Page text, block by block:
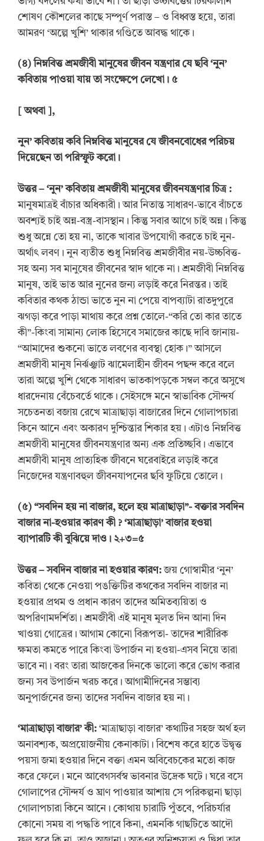
শোষণ কৌশলের কাছে সম্পূর্ণ পরাস্ত – ও বিধ্বস্ত হয়ে, তারা
আমরণ ‘অল্পে খুশি’ থাকার গণ্ডিতে আবদ্ধ থাকে।
(৪)নিম্নবিত্ত শ্রমজীবী মানুষের জীবন যন্ত্রণার যে ছবি‘নুন’
কবিতায় পাওয়া যায় তা সংক্ষেপে লেখো। ৫
[অথবা ],
নুন’কবিতায় কবি নিম্নবিত্ত মানুষের যে জীবনবোধের পরিচয়
দিয়েছেন তা পরিস্ফুট করো।
উত্তর– ‘নুন’কবিতায় শ্রমজীবী মানুষের জীবনযন্ত্রণার চিত্র :
মানুষমাত্রই বাঁচার অধিকারী। আর নিতান্ত সাধারণ-ভাবে বাঁচতে
অবশ্যই চাই অন্ন-বস্ত্র-বাসস্থান। কিন্তু সবার আগে চাই অন্ন। কিন্তু
শুধু অন্নে তো হয় না, তাকে খাবার উপযোগী করতে চাই নুন-
অর্থাৎ লবণ। নুন ব্যতীত শুধু নিম্নবিত্ত শ্রমজীবীর নয়-উচ্চবিত্ত-
সহ অন্য সব মানুষের জীবনের স্বাদ থাকে না। শ্রমজীবী নিম্নবিত্ত
মানুষ, তাই ভাত আর নুনের জন্য লড়াই করে নিরন্তর। তাই
কবিতার কথক ঠান্ডা ভাতে নুন না পেয়ে বাপব্যাটা রাতদুপুরে
ঝগড়া করে পাড়া মাথায় করে প্রশ্ন তোলে-“করি তো কার তাতে
কী”-কিংবা সামান্য লোক হিসেবে সমাজের কাছে দাবি জানায়-
“আমাদের শুকনো ভাতে লবণের ব্যবস্থা হোক।” আসলে
শ্রমজীবী মানুষ নির্ঝঞ্ঝাট ঝামেলাহীন জীবন পছন্দ করে বলে
তারা অল্পে খুশি থেকে সাধারণ ভাতকাপড়কে সম্বল করে অসুখে
ধারদেনায় বেঁচেবর্তে থাকে। সেইসঙ্গে মনে স্বাভাবিক সৌন্দর্য
সচেতনতা বজায় রেখে মাত্রাছাড়া বাজারের দিনে গোলাপচারা
কিনে আনে এবং অকারণ দুশ্চিন্তার শিকার হয়। এটাও নিম্নবিত্ত
শ্রমজীবী মানুষের জীবনযন্ত্রণার অন্য এক প্রতিচ্ছবি। এভাবে
শ্রমজীবী মানুষ প্রাত্যহিক জীবনে ঘরেবাইরে লড়াই করে
নিজেদের যন্ত্রণাবহুল জীবনযাপনের ছবি ফুটিয়ে তোলে।
(৫) “সবদিন হয় না বাজার, হলে হয় মাত্রাছাড়া”- বক্তার সবদিন
বাজার না-হওয়ার কারণ কী ? ‘মাত্রাছাড়া’বাজার হওয়া
ব্যাপারটি কী বুঝিয়ে দাও। ২+৩=৫
উত্তর–সবদিন বাজার না হওয়ার কারণ:জয় গোস্বামীর ‘নুন’
কবিতা থেকে নেওয়া পঙক্তিটির কথকের সবদিন বাজার না
হওয়ার প্রথম ও প্রধান কারণ তাদের অমিতব্যয়িতা ও
অপরিণামদর্শিতা। শ্রমজীবী এই মানুষ মূলত দিন আনা দিন
খাওয়া গোত্রের। আগাম কোনো বিরূপতা- তাদের শারীরিক
ক্ষমতা কমতে পারে কিংবা উপার্জন না হওয়া-এসব নিয়ে তারা
ভাবে না। বরং তারা আজকের দিনকে ভালো করে ভোগ করার
জন্য সব উপার্জন খরচ করে। আগামীদিনের সম্ভাব্য
অনুপার্জনের জন্য তাদের সবদিন বাজার হয় না।
‘মাত্রাছাড়া বাজার’কী: ‘মাত্রাছাড়া বাজার’ কথাটির সহজ অর্থ হল
অনাবশ্যক, অপ্রয়োজনীয় কেনাকাটা। বিশেষ করে হাতে উদ্বৃত্ত
পয়সা জমা হওয়ার দিনে বক্তা এমন অবিবেচকের মতো কাজ
করে ফেলে। মনে আবেগসর্বস্ব ভাবনার উদ্রেক ঘটে। ঘরে বসে
গোলাপের সৌন্দর্য ও ঘ্রাণ পাওয়ার আশায় সে পরিকল্পনা ছাড়া
গোলাপচারা কিনে আনে। কোথায় চারাটি পুঁতবে, পরিচর্যার
কোনো সময় বা পদ্ধতি পাবে কিনা, এমনকি গাছটিতে আদৌ